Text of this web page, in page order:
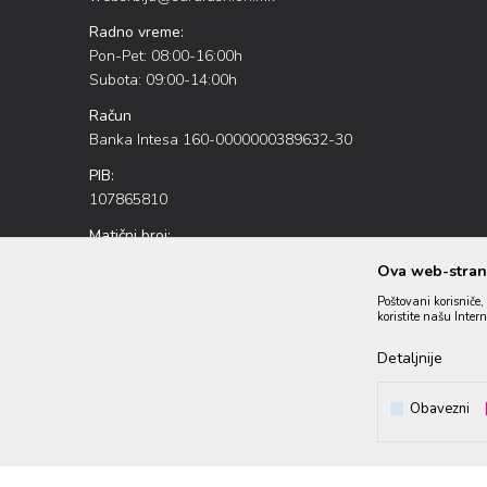
Radno vreme:
Pon-Pet: 08:00-16:00h
Subota: 09:00-14:00h
Račun
Banka Intesa 160-0000000389632-30
PIB:
107865810
Matični broj:
Nastojimo da budemo što precizniji u opisu proizvoda,
i ne podrazumeva da su
Ova web-
Poštovani
koristite našu
Detaljnije
Obavezni